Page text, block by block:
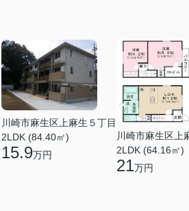
川崎市麻生区上麻生５丁目
2LDK (84.40㎡)
15.9万円
川崎市麻生区上
2LDK (64.16㎡)
21万円